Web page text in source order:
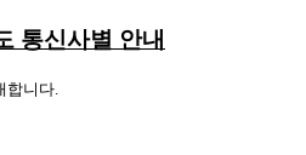
통신사별 안내
합니다.